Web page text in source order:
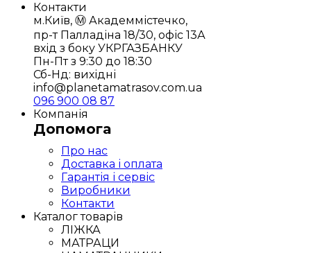
Контакти
м.Київ, Ⓜ️ Академмістечко,
пр-т Палладіна 18/30, офіс 13А
вхід з боку УКРГАЗБАНКУ
Пн-Пт з 9:30 до 18:30
Сб-Нд: вихідні
info@planetamatrasov.com.ua
096 900 08 87
Компанія
Допомога
Про нас
Доставка і оплата
Гарантія і сервіс
Виробники
Контакти
Каталог товарів
ЛІЖКА
МАТРАЦИ